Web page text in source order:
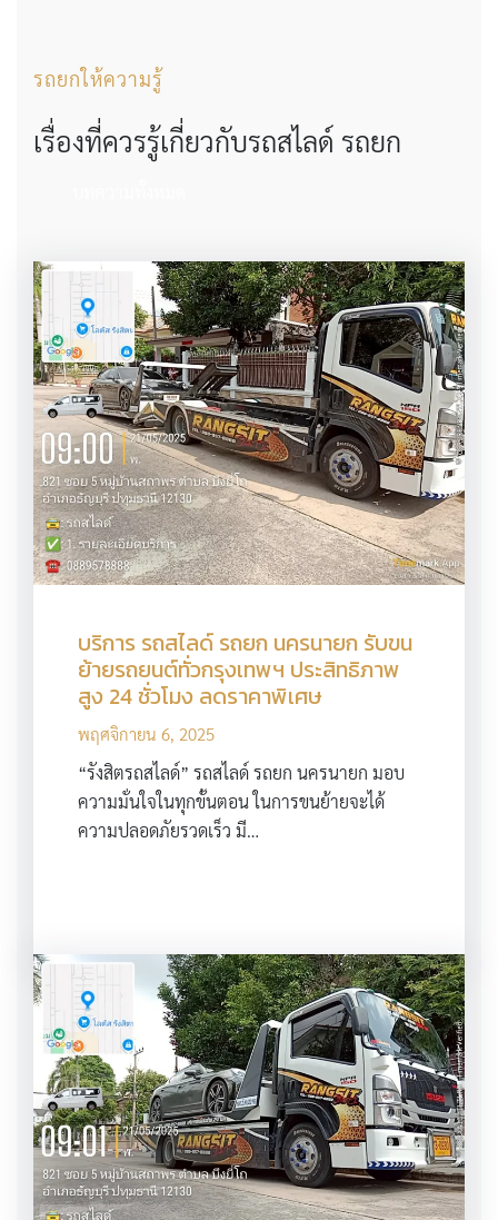
รถยกให้ความรู้
เรื่องที่ควรรู้เกี่ยวกับรถสไลด์ รถยก
บริการ รถสไลด์ รถยก นครนายก รับขน
ย้ายรถยนต์ทั่วกรุงเทพฯ ประสิทธิภาพ
สูง 24 ชั่วโมง ลดราคาพิเศษ
พฤศจิกายน 6, 2025
“รังสิตรถสไลด์” รถสไลด์ รถยก นครนายก มอบ
ความมั่นใจในทุกขั้นตอน ในการขนย้ายจะได้
ความปลอดภัยรวดเร็ว มี…